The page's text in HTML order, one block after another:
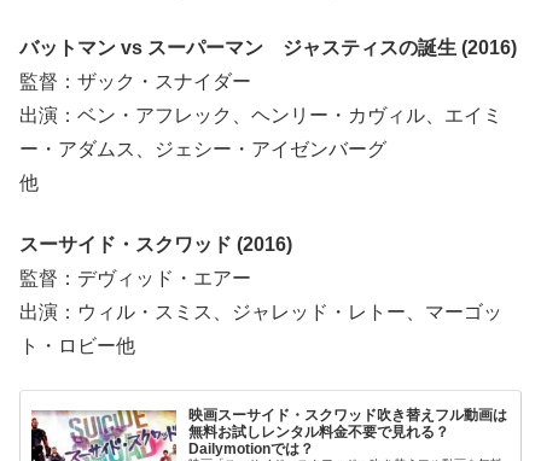
バットマン vs スーパーマン ジャスティスの誕生 (2016)
監督：ザック・スナイダー
出演：ベン・アフレック、ヘンリー・カヴィル、エイミ
ー・アダムス、ジェシー・アイゼンバーグ
他
スーサイド・スクワッド (2016)
監督：デヴィッド・エアー
出演：ウィル・スミス、ジャレッド・レトー、マーゴッ
ト・ロビー他
映画スーサイド・スクワッド吹き替えフル動画は
無料お試しレンタル料金不要で見れる？
Dailymotionでは？